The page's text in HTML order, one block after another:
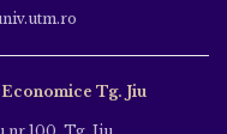
Tg. Jiu